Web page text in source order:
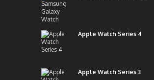
Apple Watch Series 4
Apple Watch Series 3